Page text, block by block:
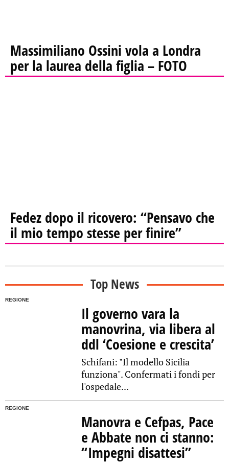
Massimiliano Ossini vola a Londra
per la laurea della figlia – FOTO
Fedez dopo il ricovero: “Pensavo che
il mio tempo stesse per finire”
Top News
REGIONE
Il governo vara la
manovrina, via libera al
ddl ‘Coesione e crescita’
Schifani: "Il modello Sicilia
funziona". Confermati i fondi per
l'ospedale...
REGIONE
Manovra e Cefpas, Pace
e Abbate non ci stanno:
“Impegni disattesi”